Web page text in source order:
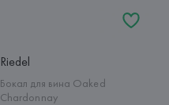
Riedel
Бокал для вина Oaked
Chardonnay